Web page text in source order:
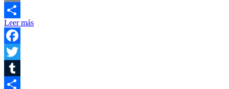
Email
Compartir
Leer más
Facebook
Twitter
Tumblr